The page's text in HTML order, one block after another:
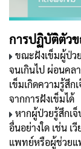
การปฏิบัติตัว
ขณะฝังเข็มผู้ป่ว
จนเกินไป ผ่อนคล
เข็มเกิดความรู้สึก
จากการฝังเข็มได้
หากผู้ป่วยรู้สึกเ
อื่นอย่างใด เช่น เ
แพทย์หรือผู้ช่วยแ